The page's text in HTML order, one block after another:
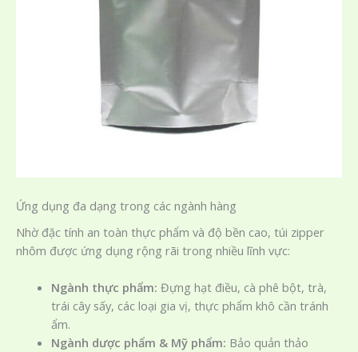
Ứng dụng đa dạng trong các ngành hàng
Nhờ đặc tính an toàn thực phẩm và độ bền cao, túi zipper
nhôm được ứng dụng rộng rãi trong nhiều lĩnh vực:
Ngành thực phẩm: Đựng hạt điều, cà phê bột, trà,
trái cây sấy, các loại gia vị, thực phẩm khô cần tránh
ẩm.
Ngành dược phẩm & Mỹ phẩm: Bảo quản thảo